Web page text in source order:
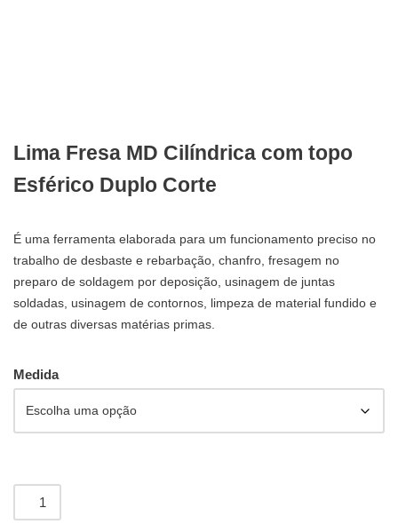
Lima Fresa MD Cilíndrica com topo
Esférico Duplo Corte
É uma ferramenta elaborada para um funcionamento preciso no
trabalho de desbaste e rebarbação, chanfro, fresagem no
preparo de soldagem por deposição, usinagem de juntas
soldadas, usinagem de contornos, limpeza de material fundido e
de outras diversas matérias primas.
Medida